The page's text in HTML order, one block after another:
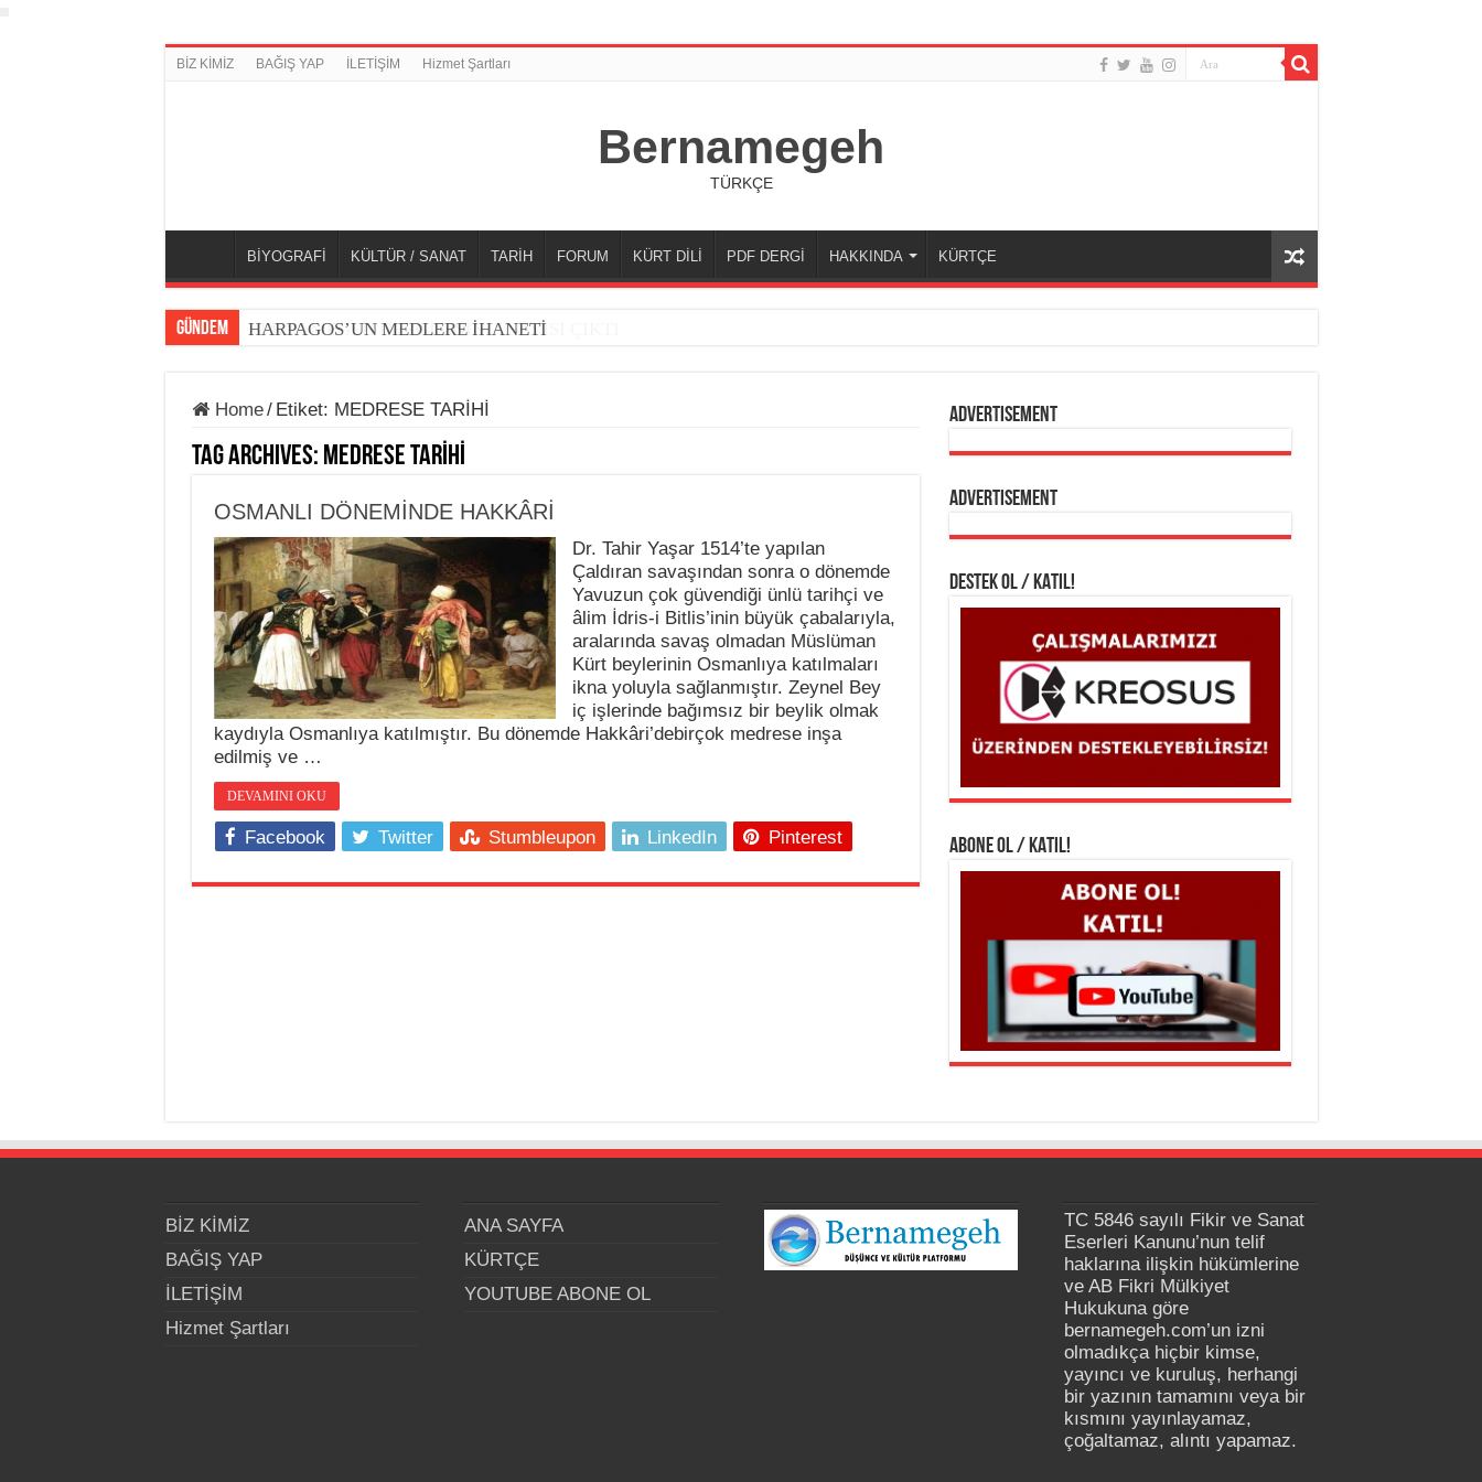
BİZ KİMİZ BAĞIŞ YAP İLETİŞİM Hizmet Şartları
Bernamegeh
TÜRKÇE
BİYOGRAFİ KÜLTÜR / SANAT TARİH FORUM KÜRT DİLİ PDF DERGİ HAKKINDA KÜRTÇE
GÜNDEM HARPAGOS’UN MEDLERE İHANETİ
Home/ Etiket: MEDRESE TARİHİ
Tag Archives: MEDRESE TARİHİ
OSMANLI DÖNEMİNDE HAKKÂRİ
Dr. Tahir Yaşar 1514’te yapılan
Çaldıran savaşından sonra o dönemde
Yavuzun çok güvendiği ünlü tarihçi ve
âlim İdris-i Bitlis’inin büyük çabalarıyla,
aralarında savaş olmadan Müslüman
Kürt beylerinin Osmanlıya katılmaları
ikna yoluyla sağlanmıştır. Zeynel Bey
iç işlerinde bağımsız bir beylik olmak
kaydıyla Osmanlıya katılmıştır. Bu dönemde Hakkâri’debirçok medrese inşa
edilmiş ve …
DEVAMINI OKU
Facebook Twitter Stumbleupon LinkedIn Pinterest
Advertisement
Advertisement
DESTEK OL / KATIL!
ABONE OL / KATIL!
BİZ KİMİZ
BAĞIŞ YAP
İLETİŞİM
Hizmet Şartları
ANA SAYFA
KÜRTÇE
YOUTUBE ABONE OL
TC 5846 sayılı Fikir ve Sanat
Eserleri Kanunu’nun telif
haklarına ilişkin hükümlerine
ve AB Fikri Mülkiyet
Hukukuna göre
bernamegeh.com’un izni
olmadıkça hiçbir kimse,
yayıncı ve kuruluş, herhangi
bir yazının tamamını veya bir
kısmını yayınlayamaz,
çoğaltamaz, alıntı yapamaz.